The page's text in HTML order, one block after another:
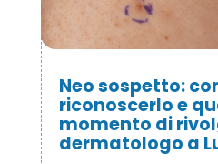
Neo sospetto:
riconoscerlo e
momento di
dermatologo a